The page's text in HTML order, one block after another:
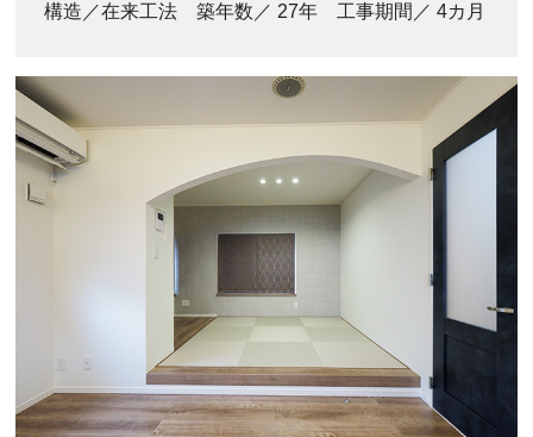
構造／在来工法 築年数／ 27年 工事期間／ 4カ月